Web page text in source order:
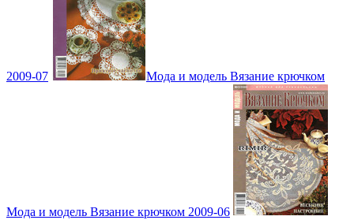
2009-07 Мода и модель Вязание крючком
Мода и модель Вязание крючком 2009-06